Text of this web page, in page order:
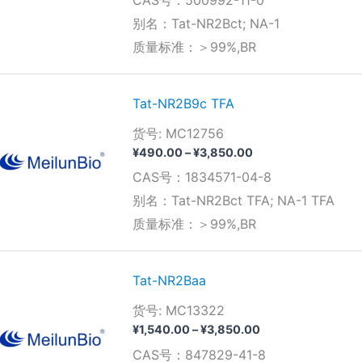
范
围：
¥490.00
至
别名：Tat-NR2Bct; NA-1
质量标准：＞99%,BR
Tat-NR2B9c TFA
货号: MC12756
¥490.00–¥3,850.00价
范
围：
¥490.00
至
CAS号：1834571-04-8
别名：Tat-NR2Bct TFA; NA-1 TFA
质量标准：＞99%,BR
Tat-NR2Baa
货号: MC13322
¥1,540.00–¥3,850.00价
范
CAS号：847829-41-8